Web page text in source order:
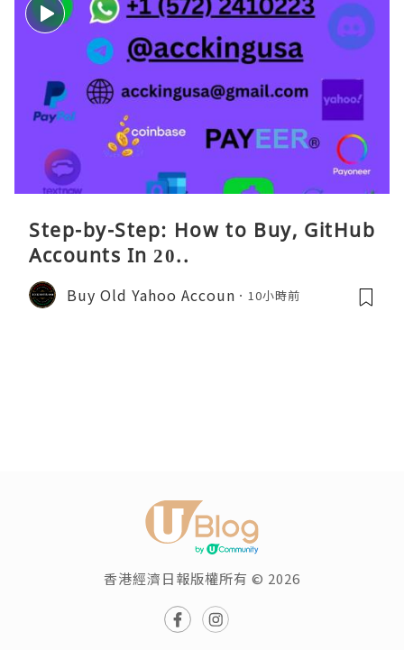
Step-by-Step: How to Buy, GitHub
Accounts In 20..
Buy Old Yahoo Accoun 10小時前
香港經濟日報版權所有 © 2026